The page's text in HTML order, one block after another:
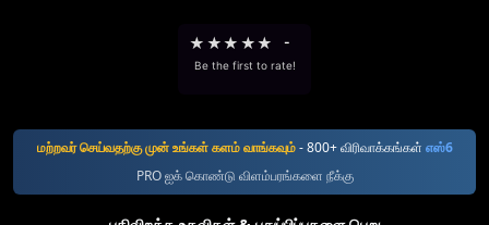
★ ★★ ★★ -
Be the first to rate!
மற்றவர் செய்வதற்கு முன் உங்கள் களம் வாங்கவும்- 800+ விரிவாக்கங்கள் எஸ்6
PRO ஐக் கொண்டு விளம்பரங்களை நீக்கு